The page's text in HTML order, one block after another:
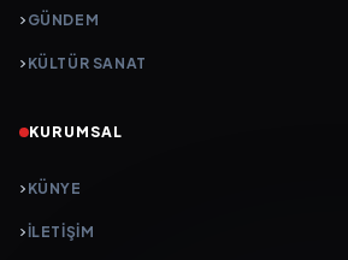
GÜNDEM
KÜLTÜR SANAT
KURUMSAL
KÜNYE
İLETIŞIM